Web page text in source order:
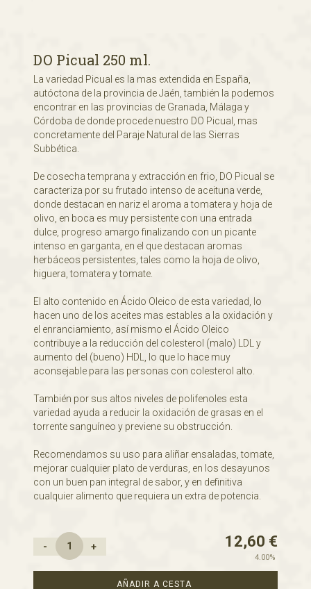
DO Picual 250 ml.
La variedad Picual es la mas extendida en España,
autóctona de la provincia de Jaén, también la podemos
encontrar en las provincias de Granada, Málaga y
Córdoba de donde procede nuestro DO Picual, mas
concretamente del Paraje Natural de las Sierras
Subbética.
De cosecha temprana y extracción en frio, DO Picual se
caracteriza por su frutado intenso de aceituna verde,
donde destacan en nariz el aroma a tomatera y hoja de
olivo, en boca es muy persistente con una entrada
dulce, progreso amargo finalizando con un picante
intenso en garganta, en el que destacan aromas
herbáceos persistentes, tales como la hoja de olivo,
higuera, tomatera y tomate.
El alto contenido en Ácido Oleico de esta variedad, lo
hacen uno de los aceites mas estables a la oxidación y
el enranciamiento, así mismo el Ácido Oleico
contribuye a la reducción del colesterol (malo) LDL y
aumento del (bueno) HDL, lo que lo hace muy
aconsejable para las personas con colesterol alto.
También por sus altos niveles de polifenoles esta
variedad ayuda a reducir la oxidación de grasas en el
torrente sanguíneo y previene su obstrucción.
Recomendamos su uso para aliñar ensaladas, tomate,
mejorar cualquier plato de verduras, en los desayunos
con un buen pan integral de sabor, y en definitiva
cualquier alimento que requiera un extra de potencia.
12,60 €
4.00%
- +
AÑADIR A CESTA